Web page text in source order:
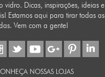
vidro. Dicas, inspirações, ideias e
Estamos aqui para tirar todas as
Vem com a gente!
NOSSAS LOJAS